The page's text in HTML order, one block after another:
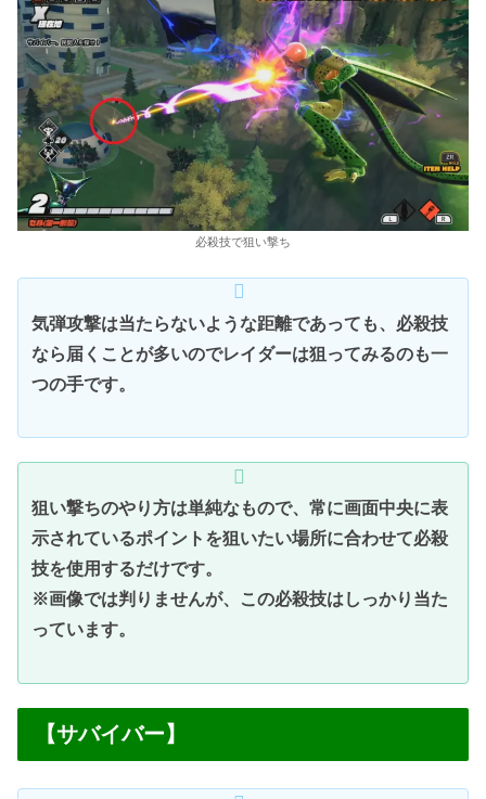
必殺技で狙い撃ち
気弾攻撃は当たらないような距離であっても、必殺技
なら届くことが多いのでレイダーは狙ってみるのも一
つの手です。
狙い撃ちのやり方は単純なもので、常に画面中央に表
示されているポイントを狙いたい場所に合わせて必殺
技を使用するだけです。
※画像では判りませんが、この必殺技はしっかり当た
っています。
【サバイバー】